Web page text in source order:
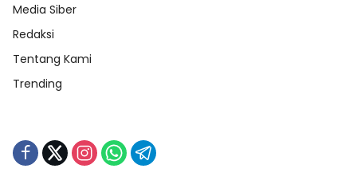
Media Siber
Redaksi
Tentang Kami
Trending